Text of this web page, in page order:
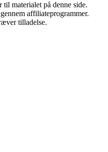
materialet på denne side.
affiliateprogrammer.
tilladelse.